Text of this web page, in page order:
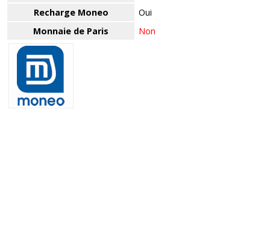
Recharge Moneo
Oui
Monnaie de Paris
Non